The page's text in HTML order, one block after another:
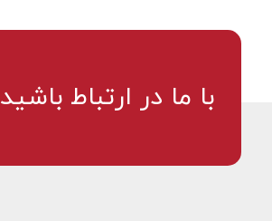
با ما در ارتباط باشید